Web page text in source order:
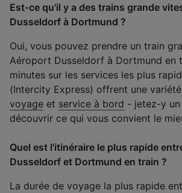
Est-ce qu'il y a des trains grande
Dusseldorf à Dortmund ?
Oui, vous pouvez prendre un train
Aéroport Dusseldorf à Dortmund en
minutes sur les services les plus
(Intercity Express) offrent une
voyage et service à bord - jetez-y
découvrir ce qui vous convient le
Quel est l'itinéraire le plus rapide
Dusseldorf et Dortmund en train ?
La durée de voyage la plus rapide